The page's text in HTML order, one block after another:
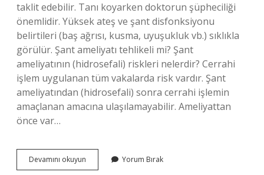
taklit edebilir. Tanı koyarken doktorun şüpheciliği
önemlidir. Yüksek ateş ve şant disfonksiyonu
belirtileri (baş ağrısı, kusma, uyuşukluk vb.) sıklıkla
görülür. Şant ameliyatı tehlikeli mi? Şant
ameliyatının (hidrosefali) riskleri nelerdir? Cerrahi
işlem uygulanan tüm vakalarda risk vardır. Şant
ameliyatından (hidrosefali) sonra cerrahi işlemin
amaçlanan amacına ulaşılamayabilir. Ameliyattan
önce var…
Devamını okuyun
Yan
Yorum Bırak